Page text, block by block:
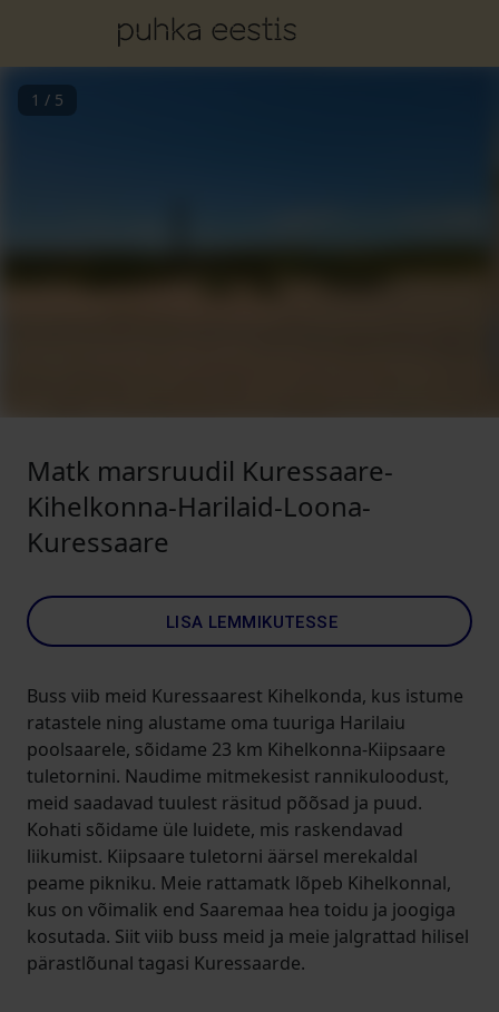
1 / 5
Matk marsruudil Kuressaare-
Kihelkonna-Harilaid-Loona-
Kuressaare
LISA LEMMIKUTESSE
Buss viib meid Kuressaarest Kihelkonda, kus istume
ratastele ning alustame oma tuuriga Harilaiu
poolsaarele, sõidame 23 km Kihelkonna-Kiipsaare
tuletornini. Naudime mitmekesist rannikuloodust,
meid saadavad tuulest räsitud põõsad ja puud.
Kohati sõidame üle luidete, mis raskendavad
liikumist. Kiipsaare tuletorni äärsel merekaldal
peame pikniku. Meie rattamatk lõpeb Kihelkonnal,
kus on võimalik end Saaremaa hea toidu ja joogiga
kosutada. Siit viib buss meid ja meie jalgrattad hilisel
pärastlõunal tagasi Kuressaarde.